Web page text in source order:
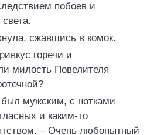
побоев и
сжавшись в комок.
горечи и
милость Повелителя
мужским, с нотками
и каким-то
– Очень любопытный